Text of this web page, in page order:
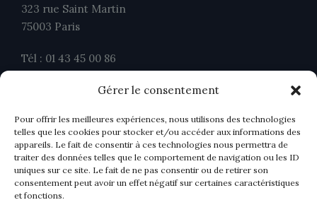
Gérer le consentement
Pour offrir les meilleures expériences, nous utilisons des technologies
telles que les cookies pour stocker et/ou accéder aux informations des
appareils. Le fait de consentir à ces technologies nous permettra de
traiter des données telles que le comportement de navigation ou les ID
uniques sur ce site. Le fait de ne pas consentir ou de retirer son
consentement peut avoir un effet négatif sur certaines caractéristiques
et fonctions.
323 rue Saint Martin
75003 Paris
Tél : 01 43 45 00 86
contact@ahavocats.fr